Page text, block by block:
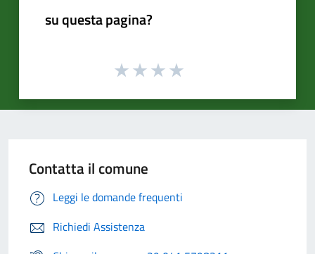
su questa pagina?
Contatta il comune
Leggi le domande frequenti
Richiedi Assistenza